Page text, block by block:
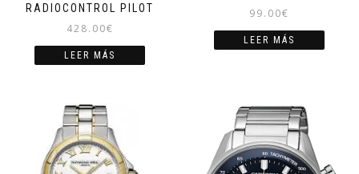
RADIOCONTROL PILOT
428.00€
LEER MÁS
99.00€
LEER MÁS